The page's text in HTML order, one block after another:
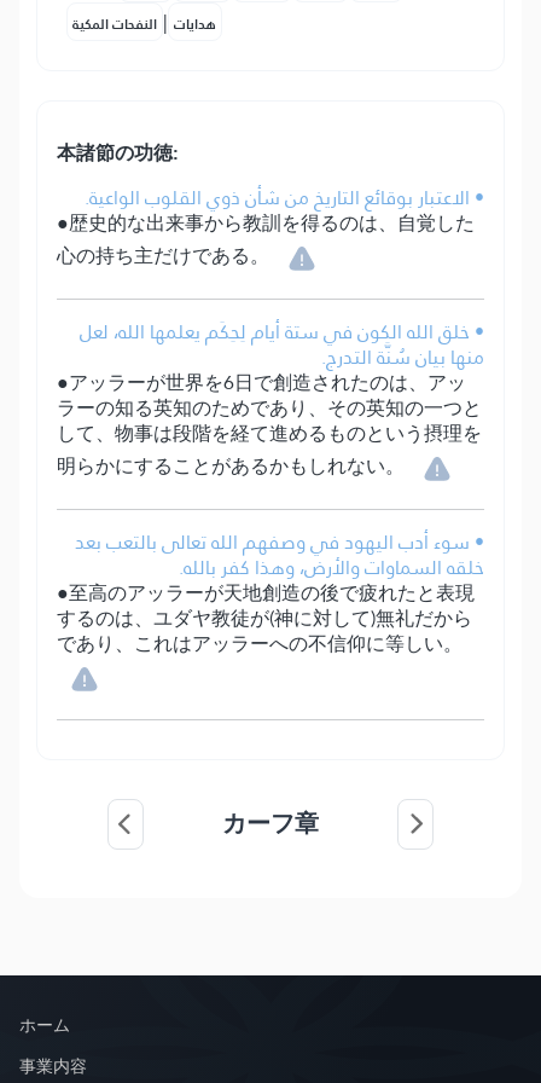
النفحات المكية | هدايات
本諸節の功徳:
• الاعتبار بوقائع التاريخ من شأن ذوي القلوب الواعية.
●歴史的な出来事から教訓を得るのは、自覚した
心の持ち主だけである。
• خلق الله الكون في ستة أيام لِحِكَم يعلمها الله، لعل
منها بيان سُنَّة التدرج.
●アッラーが世界を6日で創造されたのは、アッ
ラーの知る英知のためであり、その英知の一つと
して、物事は段階を経て進めるものという摂理を
明らかにすることがあるかもしれない。
• سوء أدب اليهود في وصفهم الله تعالى بالتعب بعد
خلقه السماوات والأرض، وهذا كفر بالله.
●至高のアッラーが天地創造の後で疲れたと表現
するのは、ユダヤ教徒が(神に対して)無礼だから
であり、これはアッラーへの不信仰に等しい。
カーフ章
ホーム
事業内容